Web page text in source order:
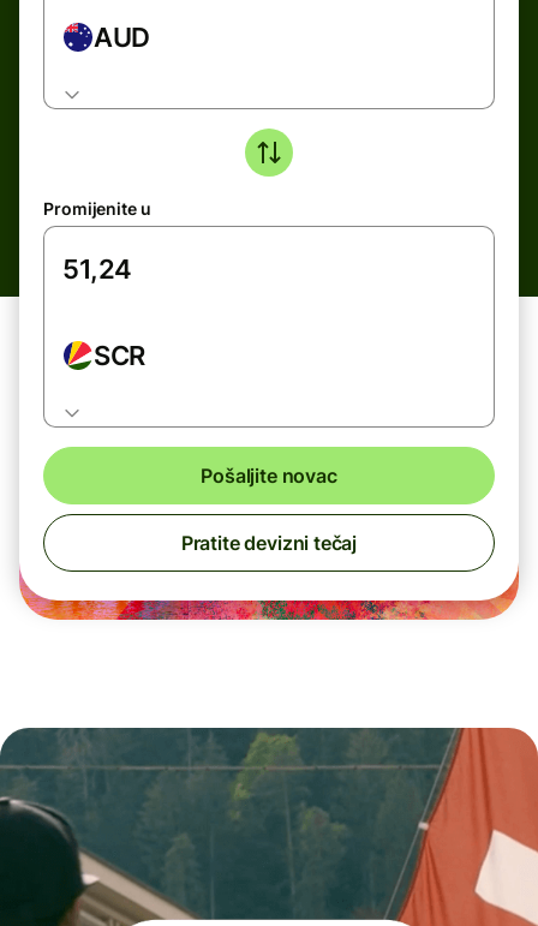
AUD
Promijenite u
SCR
Pošaljite novac
Pratite devizni tečaj